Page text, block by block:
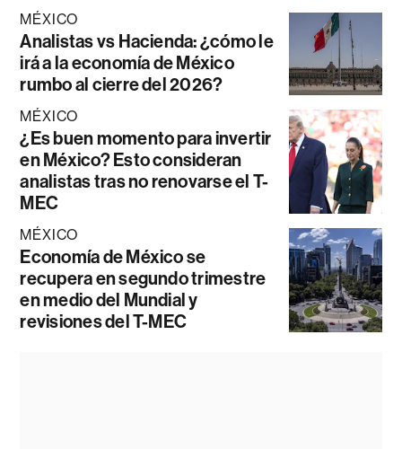
MÉXICO
Analistas vs Hacienda: ¿cómo le
irá a la economía de México
rumbo al cierre del 2026?
MÉXICO
¿Es buen momento para invertir
en México? Esto consideran
analistas tras no renovarse el T-
MEC
MÉXICO
Economía de México se
recupera en segundo trimestre
en medio del Mundial y
revisiones del T-MEC